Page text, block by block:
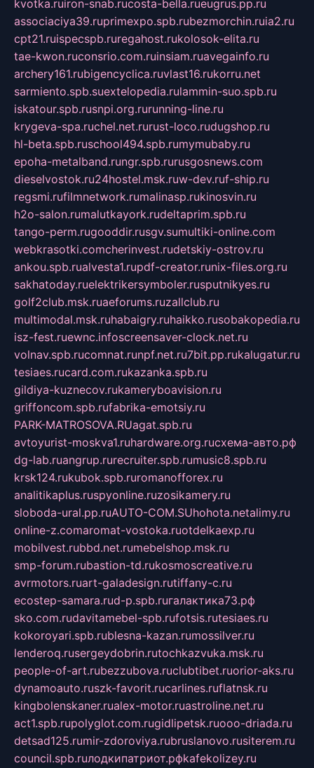
kvotka.ruiron-snab.rucosta-bella.rueugrus.pp.ru
associaciya39.ruprimexpo.spb.rubezmorchin.ruia2.ru
cpt21.ruispecspb.ruregahost.rukolosok-elita.ru
tae-kwon.ruconsrio.com.ruinsiam.ruavegainfo.ru
archery161.rubigencyclica.ruvlast16.rukorru.net
sarmiento.spb.suextelopedia.rulammin-suo.spb.ru
iskatour.spb.rusnpi.org.rurunning-line.ru
krygeva-spa.ruchel.net.rurust-loco.rudugshop.ru
hl-beta.spb.ruschool494.spb.rumymubaby.ru
epoha-metalband.rungr.spb.rurusgosnews.com
dieselvostok.ru24hostel.msk.ruw-dev.ruf-ship.ru
regsmi.rufilmnetwork.rumalinasp.rukinosvin.ru
h2o-salon.rumalutkayork.rudeltaprim.spb.ru
tango-perm.rugooddir.rusgv.sumultiki-online.com
webkrasotki.comcherinvest.rudetskiy-ostrov.ru
ankou.spb.rualvesta1.rupdf-creator.runix-files.org.ru
sakhatoday.ruelektrikersymboler.rusputnikyes.ru
golf2club.msk.ruaeforums.ruzallclub.ru
multimodal.msk.ruhabaigry.ruhaikko.rusobakopedia.ru
isz-fest.ruewnc.infoscreensaver-clock.net.ru
volnav.spb.rucomnat.runpf.net.ru7bit.pp.rukalugatur.ru
tesiaes.rucard.com.rukazanka.spb.ru
gildiya-kuznecov.rukameryboavision.ru
griffoncom.spb.rufabrika-emotsiy.ru
PARK-MATROSOVA.RUagat.spb.ru
avtoyurist-moskva1.ruhardware.org.ruсхема-авто.рф
dg-lab.ruangrup.rurecruiter.spb.rumusic8.spb.ru
krsk124.rukubok.spb.ruromanofforex.ru
analitikaplus.ruspyonline.ruzosikamery.ru
sloboda-ural.pp.ruAUTO-COM.SUhohota.netalimy.ru
online-z.comaromat-vostoka.ruotdelkaexp.ru
mobilvest.rubbd.net.rumebelshop.msk.ru
smp-forum.rubastion-td.rukosmoscreative.ru
avrmotors.ruart-galadesign.rutiffany-c.ru
ecostep-samara.rud-p.spb.ruгалактика73.рф
sko.com.rudavitamebel-spb.rufotsis.rutesiaes.ru
kokoroyari.spb.rublesna-kazan.rumossilver.ru
lenderoq.rusergeydobrin.rutochkazvuka.msk.ru
people-of-art.rubezzubova.ruclubtibet.ruorior-aks.ru
dynamoauto.ruszk-favorit.rucarlines.ruflatnsk.ru
kingbolenskaner.rualex-motor.ruastroline.net.ru
act1.spb.rupolyglot.com.rugidlipetsk.ruooo-driada.ru
detsad125.rumir-zdoroviya.rubruslanovo.rusiterem.ru
council.spb.ruлодкипатриот.рфkafekolizey.ru